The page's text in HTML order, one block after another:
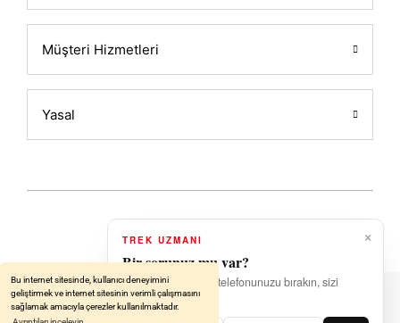
Bu internet sitesinde, kullanıcı deneyimini
geliştirmek ve internet sitesinin verimli çalışmasını
sağlamak amacıyla çerezler kullanılmaktadır.
Müşteri Hizmetleri
Yasal
2026 Powered by ALATIN
ideasoft
e-
ile
×
TREK UZMANI
Bir sorunuz mu var?
Uzmanınız hazır — telefonunuzu bırakın, sizi
arayalım.